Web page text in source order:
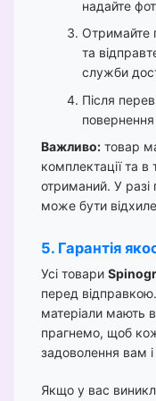
надайте
Отримайте
та
служби
Після
повернення
Важливо: товар
комплектації та
отриманий. У
може бути
5. Гарантія
Усі товари
перед
матеріали мають
прагнемо, щоб
задоволення вам
Якщо у вас